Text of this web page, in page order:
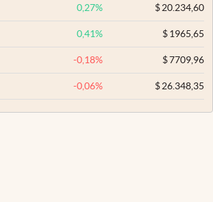
0,27% $20.234,60
0,41% $1965,65
-0,18% $7709,96
-0,06% $26.348,35